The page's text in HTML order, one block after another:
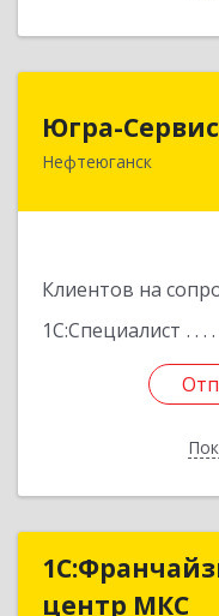
Югра-Сервис
Нефтеюганск
Клиентов на
1С:Специалист
628303, Ханты-
центр МКС